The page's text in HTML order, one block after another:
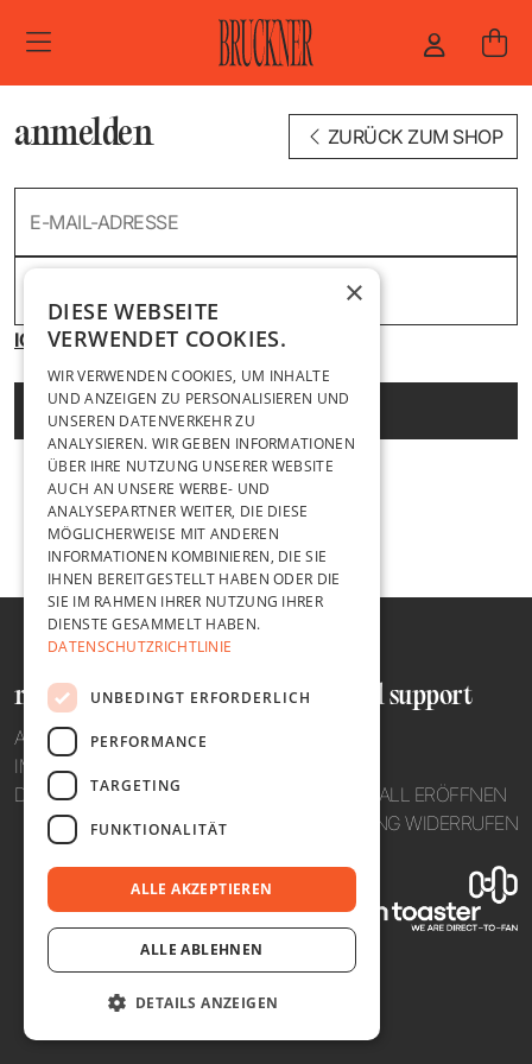
ZUM HAUPTINHALT SPRINGEN
anmelden ZURÜCK ZUM SHOP
E-MAIL-ADRESSE
ICH HABE MEIN PASSWORT VERGESSEN
Anmelden
recht und ordnung
AGB
IMPRESSUM
DATENSCHUTZ
hilfe und support
SUPPORTFALL ERÖFFNEN
BESTELLUNG WIDERRUFEN
×
DIESE WEBSEITE
VERWENDET COOKIES.
WIR VERWENDEN COOKIES, UM INHALTE
UND ANZEIGEN ZU PERSONALISIEREN UND
UNSEREN DATENVERKEHR ZU
ANALYSIEREN. WIR GEBEN INFORMATIONEN
ÜBER IHRE NUTZUNG UNSERER WEBSITE
AUCH AN UNSERE WERBE- UND
ANALYSEPARTNER WEITER, DIE DIESE
MÖGLICHERWEISE MIT ANDEREN
INFORMATIONEN KOMBINIEREN, DIE SIE
IHNEN BEREITGESTELLT HABEN ODER DIE
SIE IM RAHMEN IHRER NUTZUNG IHRER
DIENSTE GESAMMELT HABEN.
DATENSCHUTZRICHTLINIE
UNBEDINGT ERFORDERLICH
PERFORMANCE
TARGETING
FUNKTIONALITÄT
ALLE AKZEPTIEREN
ALLE ABLEHNEN
DETAILS ANZEIGEN